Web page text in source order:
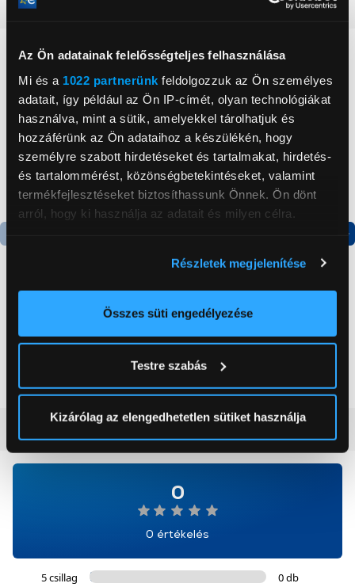
Az Ön adatainak felelősségteljes felhasználása
Mi és a 1022 partnerünk feldolgozzuk az Ön személyes
adatait, így például az Ön IP-címét, olyan technológiákat
használva, mint a sütik, amelyekkel tárolhatjuk és
hozzáférünk az Ön adataihoz a készülékén, hogy
személyre szabott hirdetéseket és tartalmakat, hirdetés-
és tartalommérést, közönségbetekintéseket, valamint
termékfejlesztéseket biztosíthassunk Önnek. Ön dönt
arról, hogy ki használja az adatait és milyen célra.
elhelyezkedéséről pár méteres pontossággal
Az Ön készülékén beazonosítása annak konkrét
módjairól és adja meg preferenciáit aRészletek
pontban. Bármikor módosíthatja vagy visszavonhatja a
Sütinyilatkozathoz való hozzájárulását.
okat használ, melyeket az Ön gépén tárol a rendszer. A
cookie-k személyazonosítására nem alkalmasak,
szolgáltatásaink biztosításához szükségesek. Az oldal
ÁSZFésAdatvédelem
Részletek megjelenítése
Összes süti engedélyezése
Testre szabás
Kizárólag az elengedhetetlen sütiket használja
Részletes ismertető
Neked ajánljuk
Gorenje NRS8182KX Side
Termék adatlap
Gorenje N619EAXL4
kombinált hűtőszekrény
179 999 Ft
0
0 értékelés
5 csillag
0 db